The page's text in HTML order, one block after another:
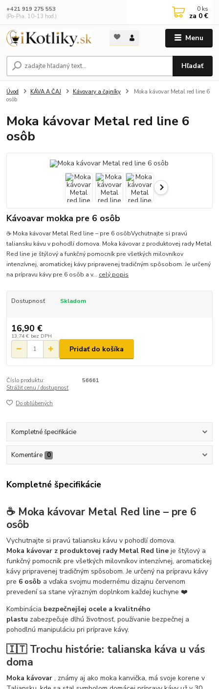
Menu
Hľadať
+421 919 275 553
(Po-Pia, 10-13 hod.)
0 ks
za 0 €
Úvod KÁVA A ČAJ Kávovary a čajníky
Moka kávovar Metal red line 6
osôb
Moka kávovar Metal red line 6
osôb
Kávoavar mokka pre 6 osôb
☕ Moka kávovar Metal Red line – pre 6 osôbVychutnajte si pravú
taliansku kávu v pohodlí domova. Moka kávovar z produktovej rady Metal
Red line je štýlový a funkčný pomocník pre všetkých milovníkov
intenzívnej, aromatickej kávy pripravenej tradičným spôsobom. Je určený
na prípravu kávy pre 6 osôb a v... celý popis
Dostupnosť Skladom
16,90 €
13,74 € bez DPH
Pridať do košíka
Číslo produktu:
56661
Strážiť cenu / dostupnosť
Do obľúbených
Kompletné špecifikácie
Komentáre 0
Kompletné špecifikácie
☕ Moka kávovar Metal Red line – pre 6
osôb
Vychutnajte si pravú taliansku kávu v pohodlí domova.
Moka kávovar z produktovej rady Metal Red line je štýlový a
funkčný pomocník pre všetkých milovníkov intenzívnej, aromatickej
kávy pripravenej tradičným spôsobom. Je určený na prípravu kávy
pre 6 osôb a vďaka svojmu modernému dizajnu červenom
prevedení sa stane výrazným doplnkom každej kuchyne ❤️
Kombinácia bezpečnejšej ocele a kvalitného
plastu zabezpečuje dlhú životnosť, používanie bezpečnej a
pohodlnú manipuláciu pri príprave kávy.
🇮🇹 Trochu histórie: talianska káva u vás
doma
Moka kávovar , známy aj ako moka kanvička, má svoje korene v